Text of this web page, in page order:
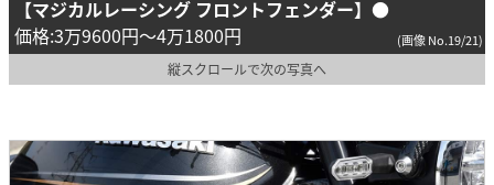
【マジカルレーシング フロントフェンダー】 ●
価格:3万9600円～4万1800円
(画像 No.19/21)
縦スクロールで次の写真へ